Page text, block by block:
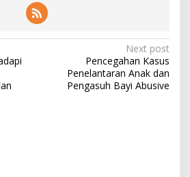
Next post
Pencegahan Kasus
Penelantaran Anak dan
Pengasuh Bayi Abusive